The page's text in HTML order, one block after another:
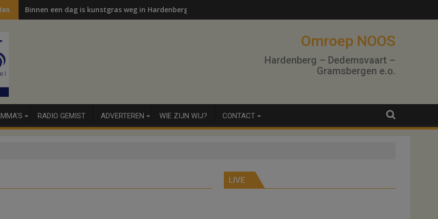
Binnen een dag is kunstgras weg in Hardenberg en Sibculo
Omroep NOOS
Hardenberg – Dedemsvaart –
Gramsbergen e.o.
RADIO GEMIST ADVERTEREN WIE ZIJN WIJ? CONTACT
LIVE